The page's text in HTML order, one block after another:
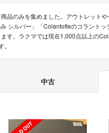
品のみを集めました。アウトレット
シルバー」「Colantotteのコラント
。ラクマでは現在1,000点以上の
中古